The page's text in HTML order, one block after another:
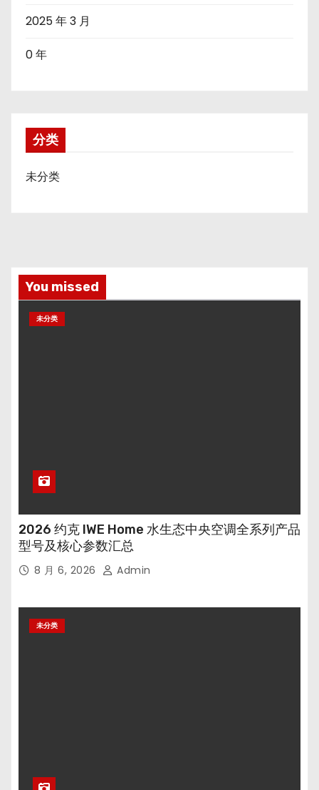
2025 年 3 月
0 年
分类
未分类
You missed
未分类
2026 约克 IWE Home 水生态中央空调全系列产品
型号及核心参数汇总
8 月 6, 2026 Admin
未分类